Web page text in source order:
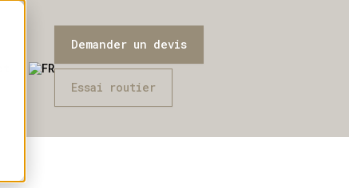
FR
Demander un devis
Essai routier